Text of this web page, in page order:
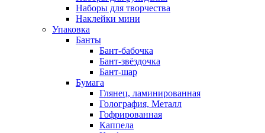
Наборы для творчества
Наклейки мини
Упаковка
Банты
Бант-бабочка
Бант-звёздочка
Бант-шар
Бумага
Глянец, ламинированная
Голография, Металл
Гофрированная
Каппела